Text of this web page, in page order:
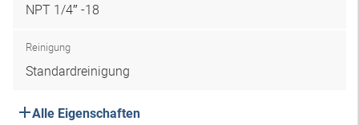
NPT 1/4″ -18
Reinigung
Standardreinigung
Alle Eigenschaften